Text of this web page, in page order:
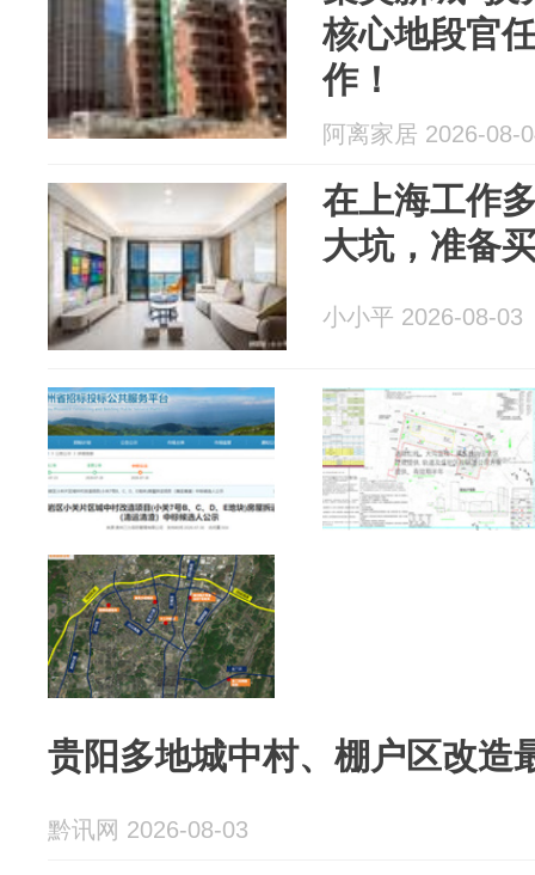
核心地段官
作！
阿离家居 2026-08-
在上海工作
大坑，准备
小小平 2026-08-03
贵阳多地城中村、棚户区改
黔讯网 2026-08-03